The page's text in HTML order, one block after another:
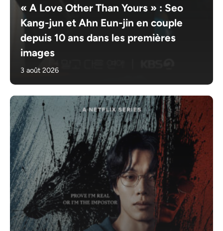
« A Love Other Than Yours » : Seo
Kang-jun et Ahn Eun-jin en couple
depuis 10 ans dans les premières
images
3 août 2026